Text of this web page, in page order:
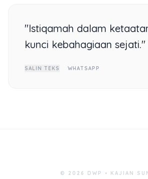
"Istiqamah dalam
kunci kebahagiaan sejati."
SALIN TEKS WHATSAPP
© 2026 DWP • KAJIAN